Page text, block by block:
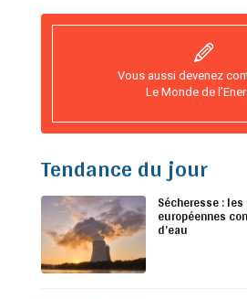
Vous aussi devenez
Le Monde de
Tendance du jour
Sécheresse :
européennes
d’eau